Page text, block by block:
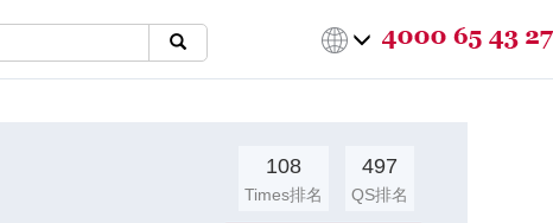
108
Times排名
497
QS排名